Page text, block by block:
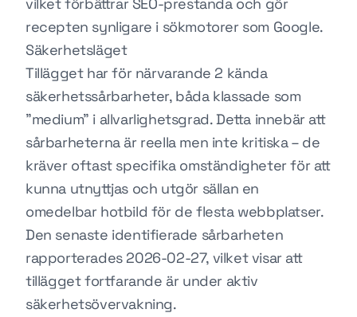
recepten synligare i sökmotorer som Google.
Säkerhetsläget
Tillägget har för närvarande 2 kända
säkerhetssårbarheter, båda klassade som
"medium" i allvarlighetsgrad. Detta innebär att
sårbarheterna är reella men inte kritiska – de
kräver oftast specifika omständigheter för att
kunna utnyttjas och utgör sällan en
omedelbar hotbild för de flesta webbplatser.
Den senaste identifierade sårbarheten
rapporterades 2026-02-27, vilket visar att
tillägget fortfarande är under aktiv
säkerhetsövervakning.